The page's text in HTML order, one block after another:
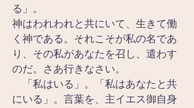
る」。
神はわれわれと共にいて、生きて働
く神である。それこそが私の名であ
り、その私があなたを召し、遣わす
のだ。さあ行きなさい。
「私はいる」。「私はあなたと共
にいる」。言葉を、主イエス御自身